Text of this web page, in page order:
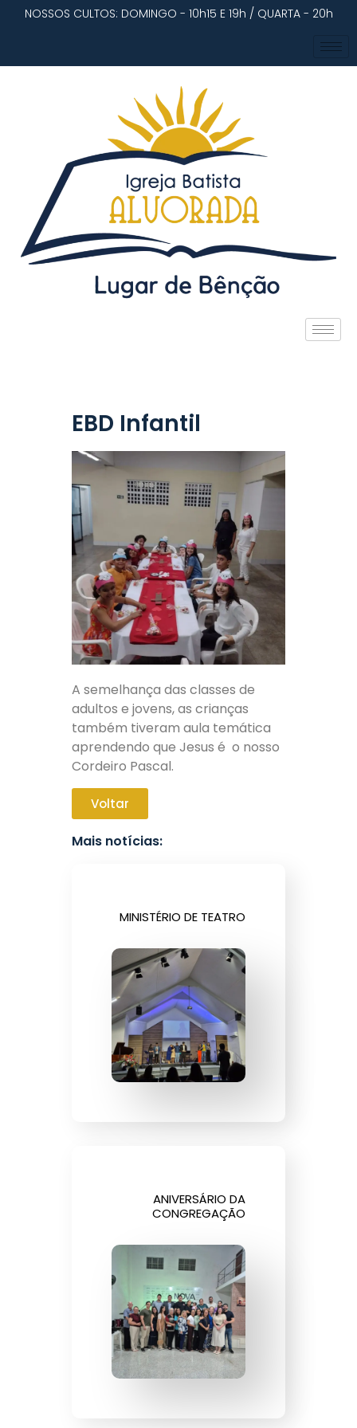
NOSSOS CULTOS: DOMINGO - 10h15 E 19h / QUARTA - 20h
EBD Infantil
A semelhança das classes de
adultos e jovens, as crianças
também tiveram aula temática
aprendendo que Jesus é o nosso
Cordeiro Pascal.
Voltar
Mais notícias:
MINISTÉRIO DE TEATRO
ANIVERSÁRIO DA
CONGREGAÇÃO